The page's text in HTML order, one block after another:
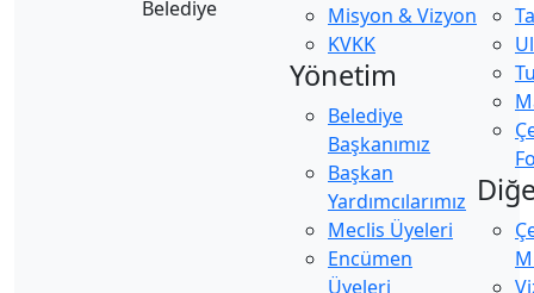
Misyon & Vizyon
KVKK
Yönetim
Belediye
Başkanımız
Başkan
Yardımcılarımız
Meclis Üyeleri
Encümen
Üyeleri